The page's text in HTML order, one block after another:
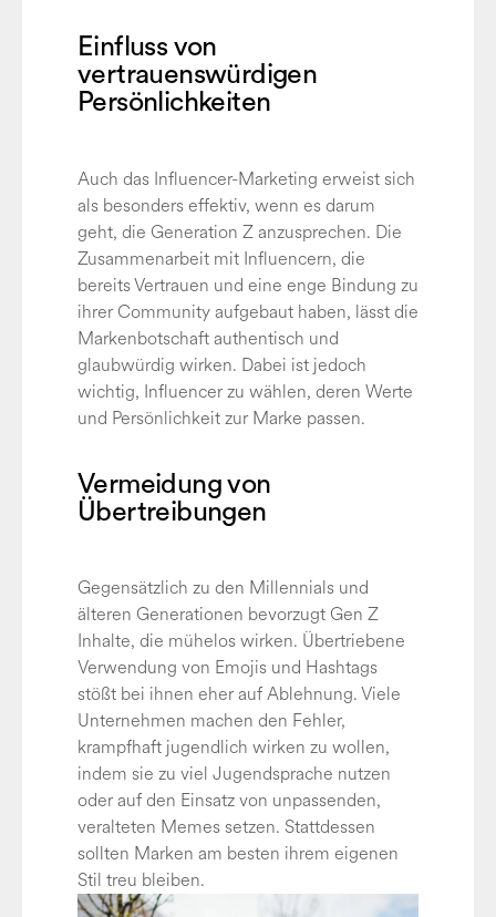
Einfluss von
vertrauenswürdigen
Persönlichkeiten
Auch das Influencer-Marketing erweist sich
als besonders effektiv, wenn es darum
geht, die Generation Z anzusprechen. Die
Zusammenarbeit mit Influencern, die
bereits Vertrauen und eine enge Bindung zu
ihrer Community aufgebaut haben, lässt die
Markenbotschaft authentisch und
glaubwürdig wirken. Dabei ist jedoch
wichtig, Influencer zu wählen, deren Werte
und Persönlichkeit zur Marke passen.
Vermeidung von
Übertreibungen
Gegensätzlich zu den Millennials und
älteren Generationen bevorzugt Gen Z
Inhalte, die mühelos wirken. Übertriebene
Verwendung von Emojis und Hashtags
stößt bei ihnen eher auf Ablehnung. Viele
Unternehmen machen den Fehler,
krampfhaft jugendlich wirken zu wollen,
indem sie zu viel Jugendsprache nutzen
oder auf den Einsatz von unpassenden,
veralteten Memes setzen. Stattdessen
sollten Marken am besten ihrem eigenen
Stil treu bleiben.